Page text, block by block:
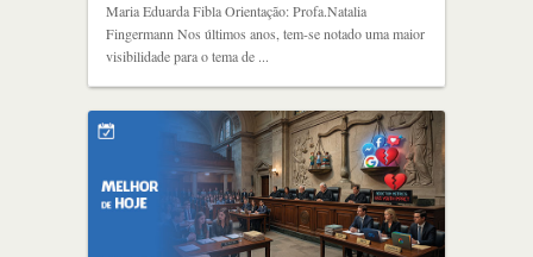
Maria Eduarda Fibla Orientação: Profa.Natalia
Fingermann Nos últimos anos, tem-se notado uma maior
visibilidade para o tema de ...